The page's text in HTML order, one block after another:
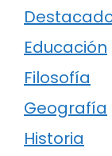
Educación
Filosofía
Geografía
Historia